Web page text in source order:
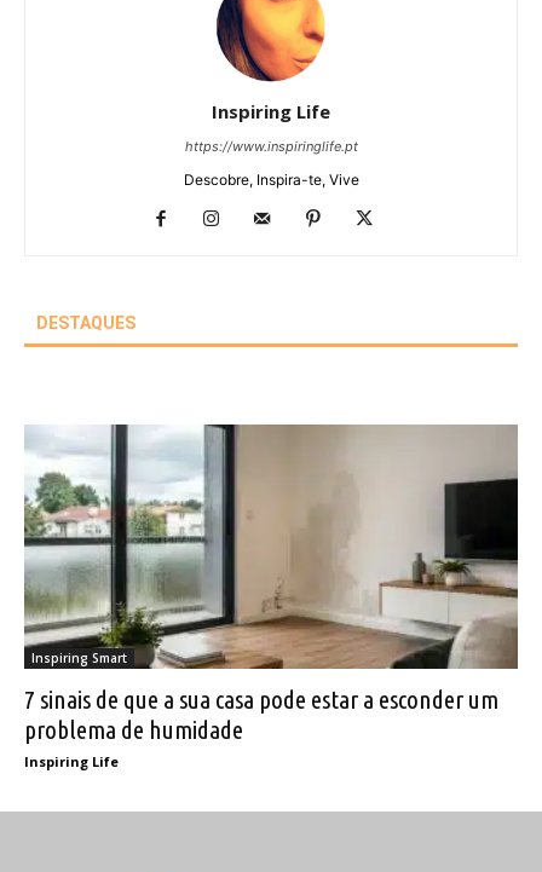
Inspiring Life
https://www.inspiringlife.pt
Descobre, Inspira-te, Vive
DESTAQUES
Inspiring Smart
7 sinais de que a sua casa pode estar a esconder um
problema de humidade
Inspiring Life